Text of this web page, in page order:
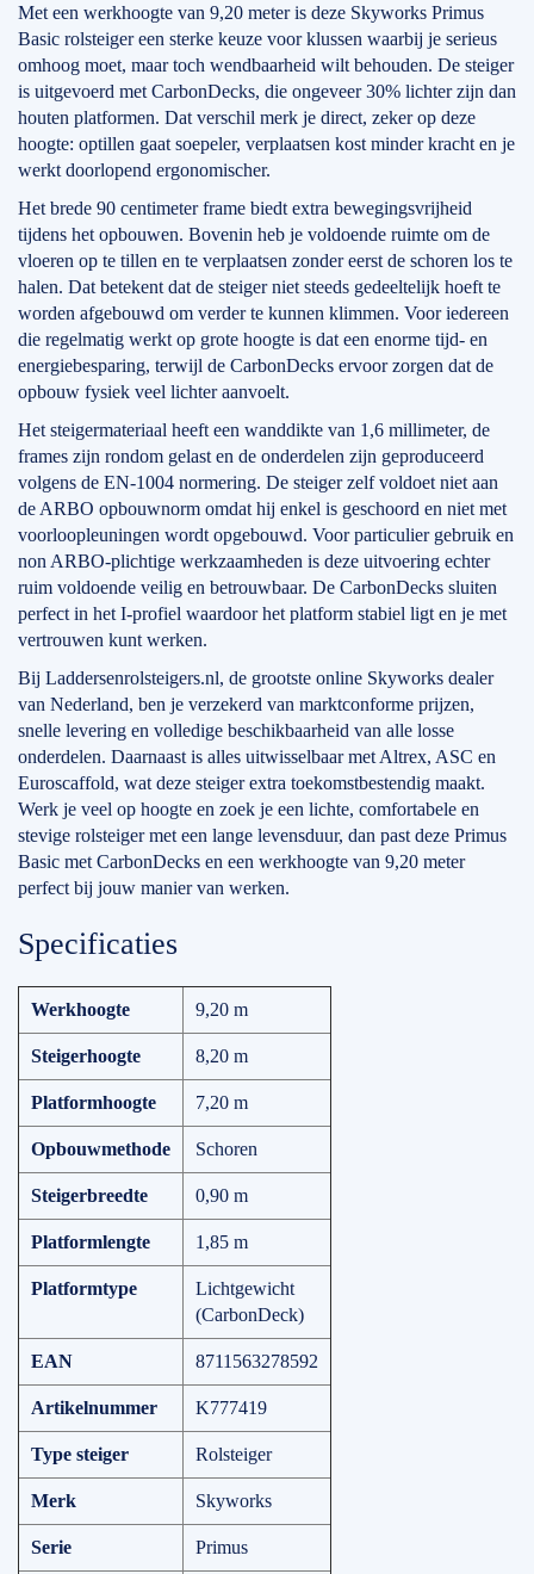
Met een werkhoogte van 9,20 meter is deze Skyworks Primus
Basic rolsteiger een sterke keuze voor klussen waarbij je serieus
omhoog moet, maar toch wendbaarheid wilt behouden. De steiger
is uitgevoerd met CarbonDecks, die ongeveer 30% lichter zijn dan
houten platformen. Dat verschil merk je direct, zeker op deze
hoogte: optillen gaat soepeler, verplaatsen kost minder kracht en je
werkt doorlopend ergonomischer.
Het brede 90 centimeter frame biedt extra bewegingsvrijheid
tijdens het opbouwen. Bovenin heb je voldoende ruimte om de
vloeren op te tillen en te verplaatsen zonder eerst de schoren los te
halen. Dat betekent dat de steiger niet steeds gedeeltelijk hoeft te
worden afgebouwd om verder te kunnen klimmen. Voor iedereen
die regelmatig werkt op grote hoogte is dat een enorme tijd- en
energiebesparing, terwijl de CarbonDecks ervoor zorgen dat de
opbouw fysiek veel lichter aanvoelt.
Het steigermateriaal heeft een wanddikte van 1,6 millimeter, de
frames zijn rondom gelast en de onderdelen zijn geproduceerd
volgens de EN-1004 normering. De steiger zelf voldoet niet aan
de ARBO opbouwnorm omdat hij enkel is geschoord en niet met
voorloopleuningen wordt opgebouwd. Voor particulier gebruik en
non ARBO-plichtige werkzaamheden is deze uitvoering echter
ruim voldoende veilig en betrouwbaar. De CarbonDecks sluiten
perfect in het I-profiel waardoor het platform stabiel ligt en je met
vertrouwen kunt werken.
Bij Laddersenrolsteigers.nl, de grootste online Skyworks dealer
van Nederland, ben je verzekerd van marktconforme prijzen,
snelle levering en volledige beschikbaarheid van alle losse
onderdelen. Daarnaast is alles uitwisselbaar met Altrex, ASC en
Euroscaffold, wat deze steiger extra toekomstbestendig maakt.
Werk je veel op hoogte en zoek je een lichte, comfortabele en
stevige rolsteiger met een lange levensduur, dan past deze Primus
Basic met CarbonDecks en een werkhoogte van 9,20 meter
perfect bij jouw manier van werken.
Specificaties
Werkhoogte 9,20 m
Steigerhoogte 8,20 m
Platformhoogte 7,20 m
Opbouwmethode Schoren
Steigerbreedte 0,90 m
Platformlengte 1,85 m
Platformtype
Lichtgewicht
(CarbonDeck)
EAN 8711563278592
Artikelnummer K777419
Type steiger Rolsteiger
Merk Skyworks
Serie Primus